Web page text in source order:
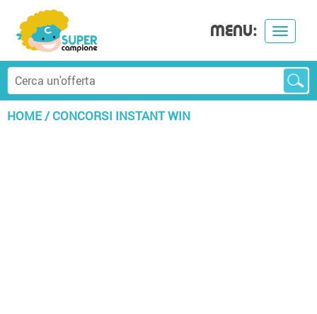
Toggle
MENU:
HOME/CONCORSI INSTANT WIN